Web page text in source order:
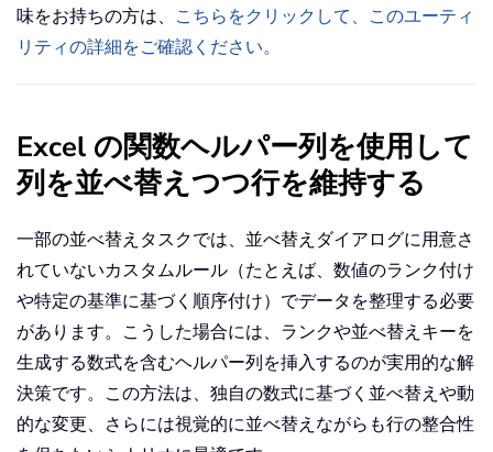
味をお持ちの方は、 こちらをクリックして、このユーティ
リティの詳細をご確認ください。
Excel の関数ヘルパー列を使用して
列を並べ替えつつ行を維持する
一部の並べ替えタスクでは、並べ替えダイアログに用意さ
れていないカスタムルール（たとえば、数値のランク付け
や特定の基準に基づく順序付け）でデータを整理する必要
があります。こうした場合には、ランクや並べ替えキーを
生成する数式を含むヘルパー列を挿入するのが実用的な解
決策です。この方法は、独自の数式に基づく並べ替えや動
的な変更、さらには視覚的に並べ替えながらも行の整合性